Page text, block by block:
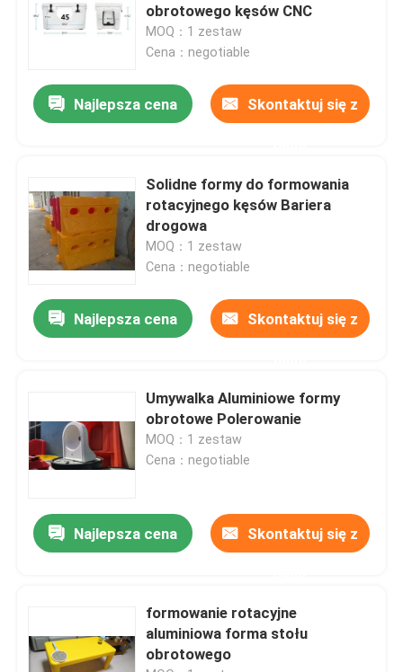
obrotowego kęsów CNC
MOQ：1 zestaw
Cena：negotiable
Najlepsza cena Skontaktuj się z
Solidne formy do formowania
rotacyjnego kęsów Bariera
drogowa
MOQ：1 zestaw
Cena：negotiable
Najlepsza cena Skontaktuj się z
Umywalka Aluminiowe formy
obrotowe Polerowanie
MOQ：1 zestaw
Cena：negotiable
Najlepsza cena Skontaktuj się z
formowanie rotacyjne
aluminiowa forma stołu
obrotowego